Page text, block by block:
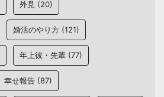
外見 (20)
婚活のやり方 (121)
年上彼・先輩 (77)
幸せ報告 (87)